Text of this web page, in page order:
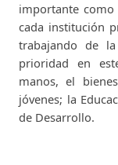
importante como
cada institución
trabajando de
prioridad en
manos, el
jóvenes; la
de Desarrollo.